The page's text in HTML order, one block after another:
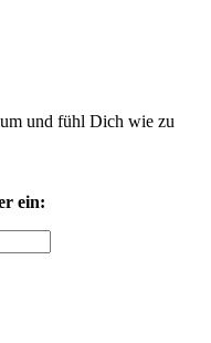
und fühl Dich wie zu
ein: